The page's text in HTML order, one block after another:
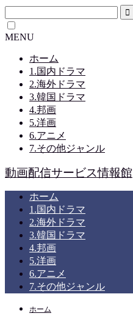
MENU
ホーム
1.国内ドラマ
2.海外ドラマ
3.韓国ドラマ
4.邦画
5.洋画
6.アニメ
7.その他ジャンル
動画配信サービス情報館
ホーム
1.国内ドラマ
2.海外ドラマ
3.韓国ドラマ
4.邦画
5.洋画
6.アニメ
7.その他ジャンル
ホーム